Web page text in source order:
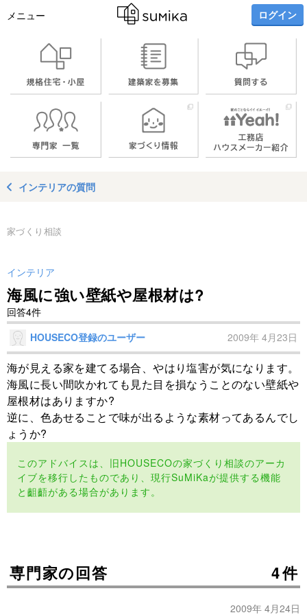
メニュー ログイン
インテリアの質問
家づくり相談
インテリア
海風に強い壁紙や屋根材は?
回答4件
HOUSECO登録のユーザー
2009年 4月23日
海が見える家を建てる場合、やはり塩害が気になります。
海風に長い間吹かれても見た目を損なうことのない壁紙や
屋根材はありますか?
逆に、色あせることで味が出るような素材ってあるんでし
ょうか?
このアドバイスは、旧HOUSECOの家づくり相談のアーカ
イブを移行したものであり、現行SuMiKaが提供する機能
と齟齬がある場合があります。
専門家の回答 4件
2009年 4月24日